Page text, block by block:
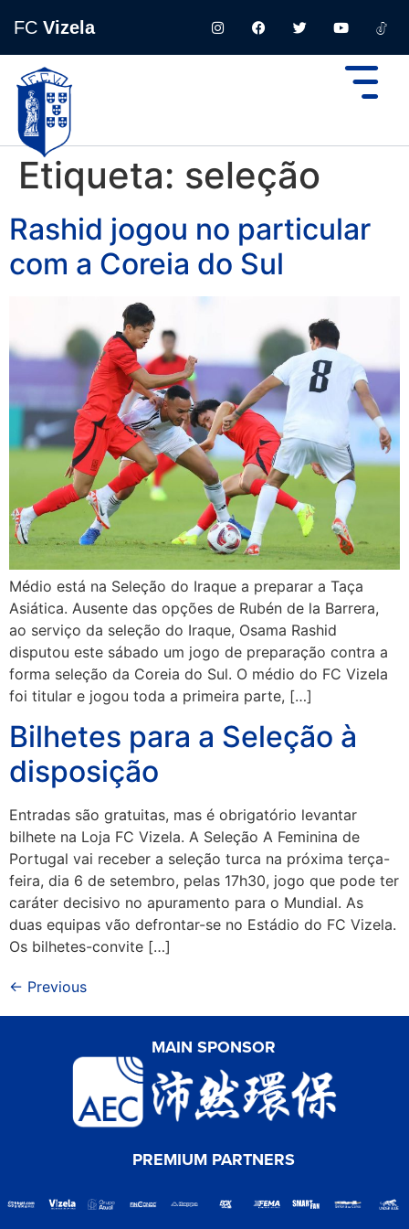
FC Vizela
Etiqueta: seleção
Rashid jogou no particular
com a Coreia do Sul
Médio está na Seleção do Iraque a preparar a Taça
Asiática. Ausente das opções de Rubén de la Barrera,
ao serviço da seleção do Iraque, Osama Rashid
disputou este sábado um jogo de preparação contra a
forma seleção da Coreia do Sul. O médio do FC Vizela
foi titular e jogou toda a primeira parte, […]
Bilhetes para a Seleção à
disposição
Entradas são gratuitas, mas é obrigatório levantar
bilhete na Loja FC Vizela. A Seleção A Feminina de
Portugal vai receber a seleção turca na próxima terça-
feira, dia 6 de setembro, pelas 17h30, jogo que pode ter
caráter decisivo no apuramento para o Mundial. As
duas equipas vão defrontar-se no Estádio do FC Vizela.
Os bilhetes-convite […]
← Previous
MAIN SPONSOR
PREMIUM PARTNERS